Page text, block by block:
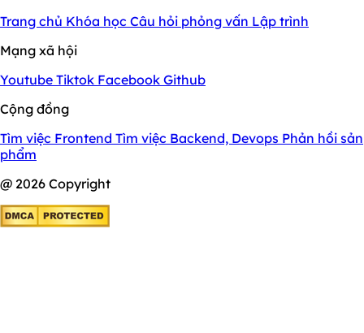
Trang chủ Khóa học Câu hỏi phỏng vấn Lập trình
Mạng xã hội
Youtube Tiktok Facebook Github
Cộng đồng
Tìm việc Frontend Tìm việc Backend, Devops Phản hồi sản
phẩm
@ 2026 Copyright